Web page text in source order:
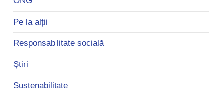
Pe la alții
Responsabilitate socială
Știri
Sustenabilitate